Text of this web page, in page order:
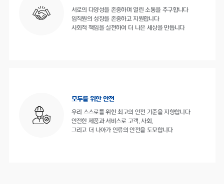
서로의 다양성을 존중하며 열린 소통을 추구합니다
임직원의 성장을 존중하고 지원합니다
사회적 책임을 실천하여 더 나은 세상을 만듭니다
모두를 위한 안전
우리 스스로를 위한 최고의 안전 기준을 지향합니다
안전한 제품과 서비스로 고객, 사회,
그리고 더 나아가 인류의 안전을 도모합니다